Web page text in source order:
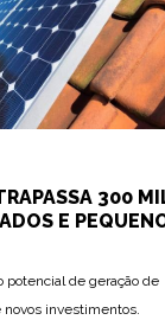
300
E
potencial de geração de
novos investimentos.